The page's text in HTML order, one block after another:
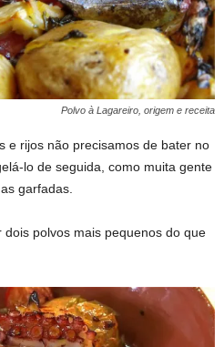
Polvo à Lagareiro, origem e receita
e rijos não precisamos de bater no
lo de seguida, como muita gente
garfadas.
polvos mais pequenos do que